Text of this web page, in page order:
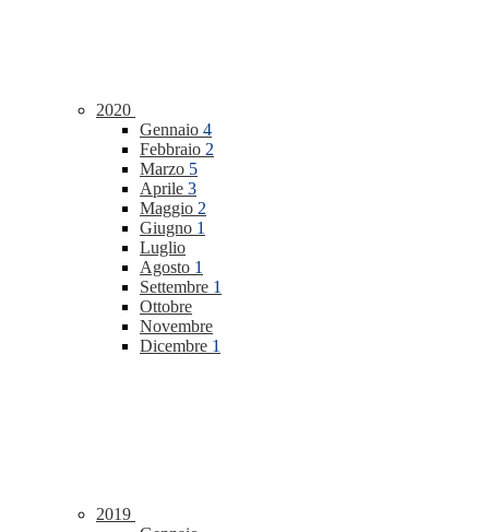
2020
Gennaio 4
Febbraio 2
Marzo 5
Aprile 3
Maggio 2
Giugno 1
Luglio
Agosto 1
Settembre 1
Ottobre
Novembre
Dicembre 1
2019